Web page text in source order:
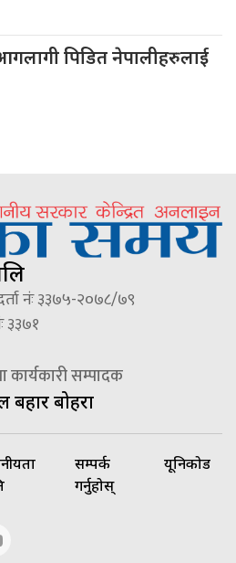
पिडित नेपालीहरुलाई
नंः ३३७५-२०७८/७९
३३७१
कार्यकारी सम्पादक
बोहरा
सम्पर्क
गर्नुहोस्
यूनिकोड